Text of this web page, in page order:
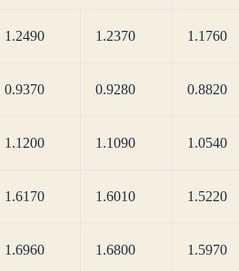
1.2490 1.2370 1.1760
0.9370 0.9280 0.8820
1.1200 1.1090 1.0540
1.6170 1.6010 1.5220
1.6960 1.6800 1.5970